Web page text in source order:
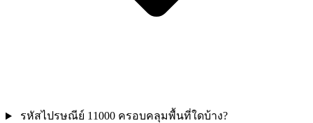
รหัสไปรษณีย์ 11000 ครอบคลุมพื้นที่ใดบ้าง?